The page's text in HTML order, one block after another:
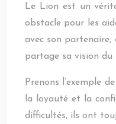
Le Lion est un
obstacle pour les
avec son partenaire,
partage sa vision du
Prenons l’exemple
la loyauté et la
difficultés, ils ont